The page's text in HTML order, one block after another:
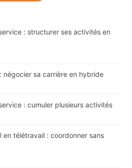
: structurer ses activités en
négocier sa carrière en hybride
: cumuler plusieurs activités
en télétravail : coordonner sans